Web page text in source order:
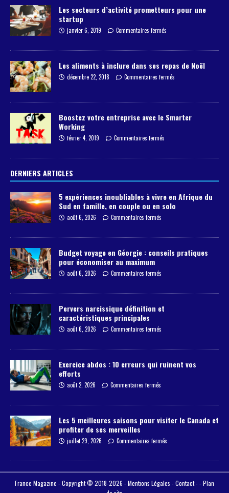
Les secteurs d’activité prometteurs pour une
startup
janvier 6, 2019 Commentaires fermés
Les aliments à inclure dans ses repas de Noël
décembre 22, 2018 Commentaires fermés
Boostez votre entreprise avec le Smarter
Working
février 4, 2019 Commentaires fermés
DERNIERS ARTICLES
5 expériences inoubliables à vivre en Afrique du
Sud en famille, en couple ou en solo
août 6, 2026 Commentaires fermés
Budget voyage en Géorgie : conseils pratiques
pour économiser au maximum
août 6, 2026 Commentaires fermés
Pervers narcissique définition et
caractéristiques principales
août 6, 2026 Commentaires fermés
Exercice abdos : 10 erreurs qui ruinent vos
efforts
août 2, 2026 Commentaires fermés
Les 5 meilleures saisons pour visiter le Canada et
profiter de ses merveilles
juillet 29, 2026 Commentaires fermés
France Magazine - Copyright © 2018-2026 -Mentions Légales -Contact- -Plan